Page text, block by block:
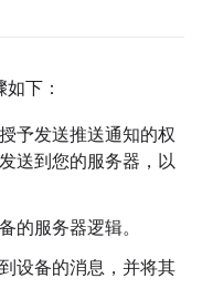
下：
予发送推送通知的权
送到您的服务器，以
的服务器逻辑。
设备的消息，并将其